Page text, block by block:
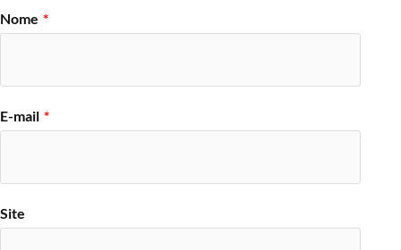
Nome *
E-mail *
Site